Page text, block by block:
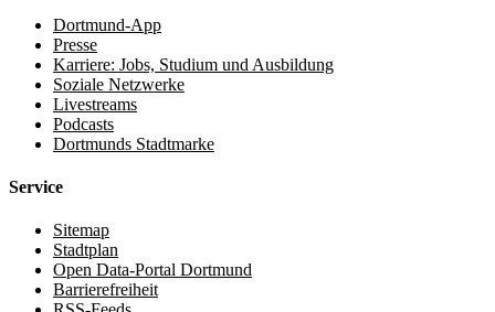
Dortmund-App
Presse
Karriere: Jobs, Studium und Ausbildung
Soziale Netzwerke
Livestreams
Podcasts
Dortmunds Stadtmarke
Service
Sitemap
Stadtplan
Open Data-Portal Dortmund
Barrierefreiheit